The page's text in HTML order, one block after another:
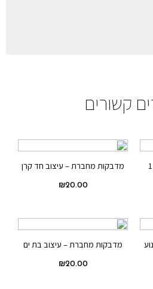
קשורים
מדבקות מחברת – עיצוב חד קרן
₪20.00
מדבקות מחברת – עיצוב בת ים
₪20.00